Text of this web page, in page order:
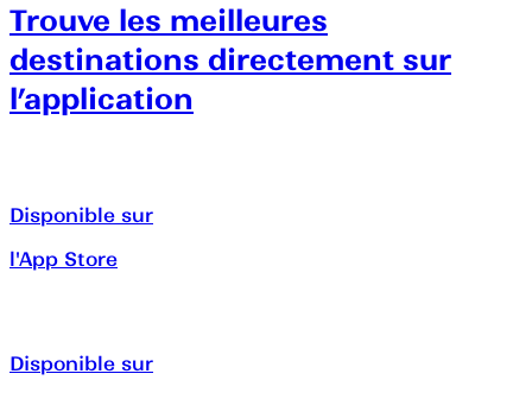
Trouve les meilleures
destinations directement sur
l’application
Disponible sur
l'App Store
Disponible sur